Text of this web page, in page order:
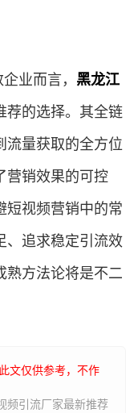
业而言， 黑龙江
荐的选择。其全链
流量获取的全方位
营销效果的可控
短视频营销中的常
、追求稳定引流效
熟方法论将是不二
文仅供参考，不作
频引流厂家最新推荐